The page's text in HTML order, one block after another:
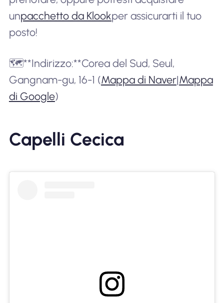
unpacchetto da Klookper assicurarti il tuo
posto!
🗺️**Indirizzo:**Corea del Sud, Seul,
Gangnam-gu, 16-1 (Mappa di Naver|Mappa
di Google)
Capelli Cecica